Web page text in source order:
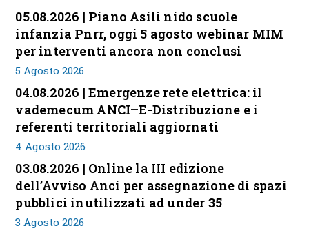
05.08.2026 | Piano Asili nido scuole
infanzia Pnrr, oggi 5 agosto webinar MIM
per interventi ancora non conclusi
5 Agosto 2026
04.08.2026 | Emergenze rete elettrica: il
vademecum ANCI–E-Distribuzione e i
referenti territoriali aggiornati
4 Agosto 2026
03.08.2026 | Online la III edizione
dell’Avviso Anci per assegnazione di spazi
pubblici inutilizzati ad under 35
3 Agosto 2026